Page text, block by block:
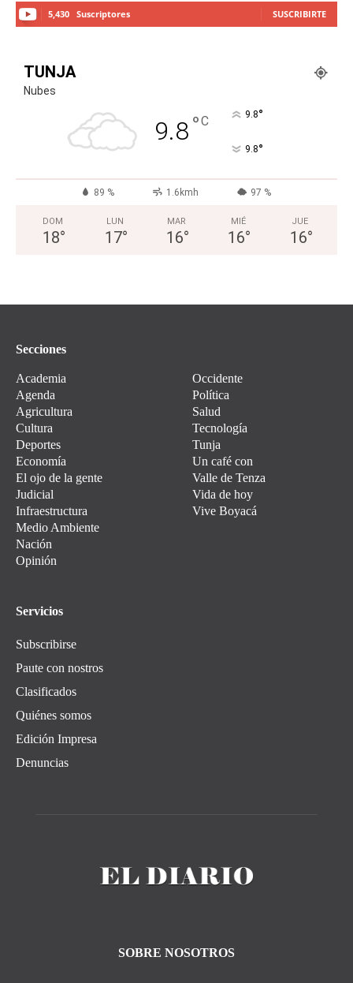
5,430 Suscriptores SUSCRIBIRTE
TUNJA
Nubes
9.8°C 9.8°
9.8°
89 % 1.6kmh 97 %
DOM
18°
LUN
17°
MAR
16°
MIÉ
16°
JUE
16°
Secciones
Academia
Agenda
Agricultura
Cultura
Deportes
Economía
El ojo de la gente
Judicial
Infraestructura
Medio Ambiente
Nación
Opinión
Occidente
Política
Salud
Tecnología
Tunja
Un café con
Valle de Tenza
Vida de hoy
Vive Boyacá
Servicios
Subscribirse
Paute con nostros
Clasificados
Quiénes somos
Edición Impresa
Denuncias
SOBRE NOSOTROS